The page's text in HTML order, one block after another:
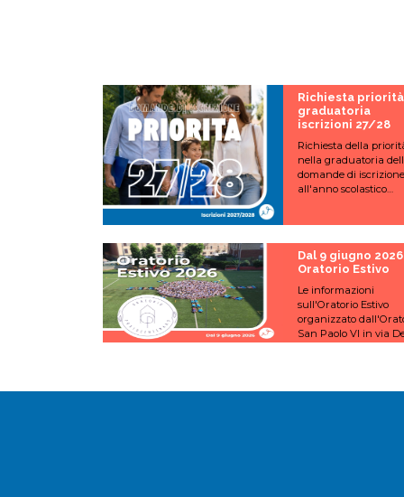
Richiesta priorità
graduatoria
iscrizioni 27/28
Richiesta della
nella graduatoria
domande di iscrizione
all'anno scolastico
Dal 9 giugno
Oratorio Estivo
Le informazioni
sull'Oratorio Estivo
organizzato
San Paolo VI in via